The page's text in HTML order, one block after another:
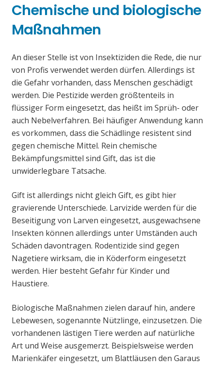
Chemische und biologische
Maßnahmen
An dieser Stelle ist von Insektiziden die Rede, die nur
von Profis verwendet werden dürfen. Allerdings ist
die Gefahr vorhanden, dass Menschen geschädigt
werden. Die Pestizide werden größtenteils in
flüssiger Form eingesetzt, das heißt im Sprüh- oder
auch Nebelverfahren. Bei häufiger Anwendung kann
es vorkommen, dass die Schädlinge resistent sind
gegen chemische Mittel. Rein chemische
Bekämpfungsmittel sind Gift, das ist die
unwiderlegbare Tatsache.
Gift ist allerdings nicht gleich Gift, es gibt hier
gravierende Unterschiede. Larvizide werden für die
Beseitigung von Larven eingesetzt, ausgewachsene
Insekten können allerdings unter Umständen auch
Schäden davontragen. Rodentizide sind gegen
Nagetiere wirksam, die in Köderform eingesetzt
werden. Hier besteht Gefahr für Kinder und
Haustiere.
Biologische Maßnahmen zielen darauf hin, andere
Lebewesen, sogenannte Nützlinge, einzusetzen. Die
vorhandenen lästigen Tiere werden auf natürliche
Art und Weise ausgemerzt. Beispielsweise werden
Marienkäfer eingesetzt, um Blattläusen den Garaus